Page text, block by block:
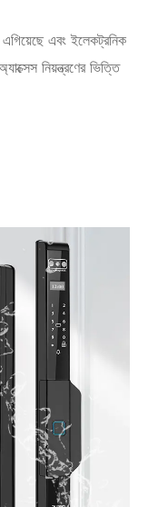
এবং ইলেকট্রনিক
নিয়ন্ত্রণের ভিত্তি